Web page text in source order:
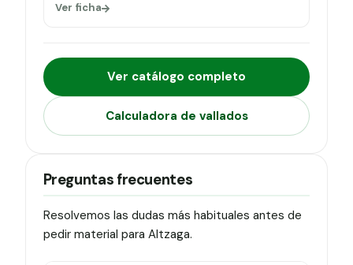
Ver ficha
Ver catálogo completo
Calculadora de vallados
Preguntas frecuentes
Resolvemos las dudas más habituales antes de
pedir material para Altzaga.